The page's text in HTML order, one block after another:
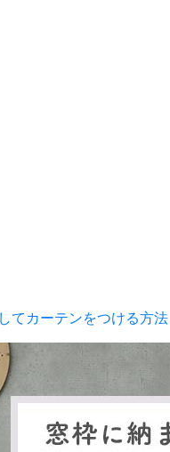
カーテンをつける方法